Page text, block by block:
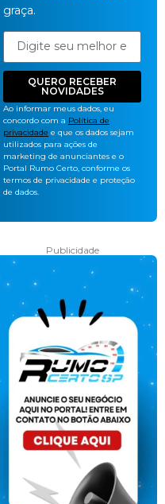
graça.
QUERO RECEBER
NOVIDADES
Ao informar meus dados, eu
concordo com a Política de
privacidade e que os dados sejam
utilizados para ações de
marketing de anunciantes e o
Portal Rumo Certo, conforme os
termos de privacidade e proteção
de dados.
Publicidade